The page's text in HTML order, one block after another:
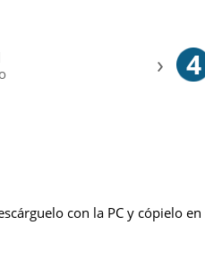
› 4
con la PC y cópielo